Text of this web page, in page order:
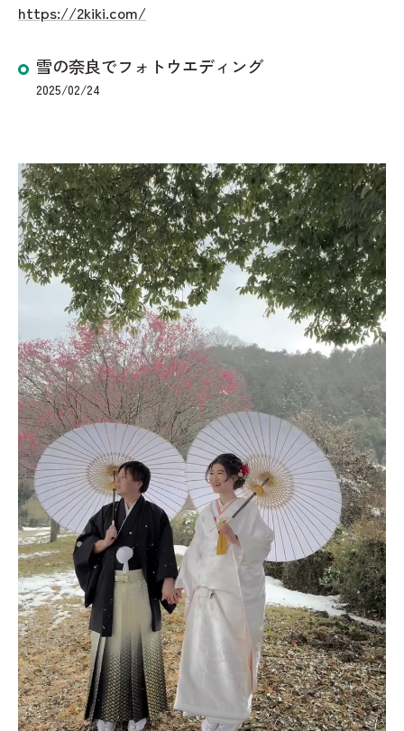
雪の奈良でフォトウエディング
2025/02/24
https://2kiki.com/